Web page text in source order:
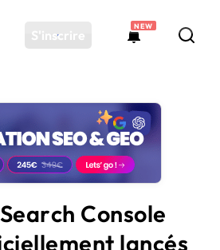
S'inscrire
NEW
Console
lancés